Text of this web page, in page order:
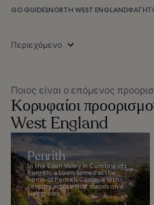
GO GUIDESNORTH WEST ENGLAND
Περιεχόμενο
Ποιος είναι ο επόμενος
Κορυφαίοι
West England
Penrith
In the Eden Valley in Cumbria sits
Penrith, a town famed as the
home of Penrith Castle, a 14th-
century edifice that stands on a
lush grassy...